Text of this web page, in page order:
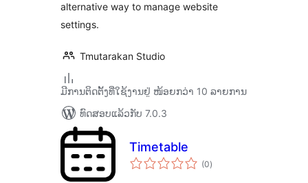
alternative way to manage website
settings.
Tmutarakan Studio
ມີການຕິດຕັ້ງທີ່ໃຊ້ງານຢູ່ ໜ້ອຍກວ່າ 10 ລາຍການ
ທົດສອບແລ້ວກັບ 7.0.3
Timetable
(0ຄະແນນ
ທັງໝົດ
)